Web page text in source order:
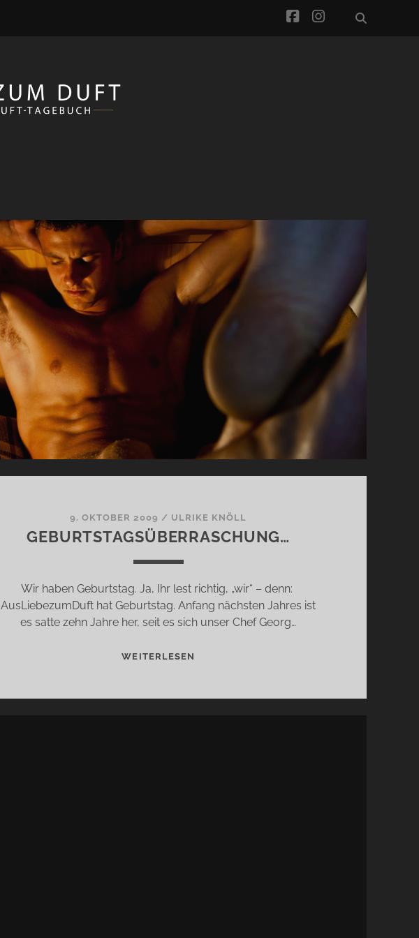
facebook
instagram
9. OKTOBER 2009 / ULRIKE KNÖLL
GEBURTSTAGSÜBERRASCHUNG…
Wir haben Geburtstag. Ja, Ihr lest richtig, „wir“ – denn:
AusLiebezumDuft hat Geburtstag. Anfang nächsten Jahres ist
es satte zehn Jahre her, seit es sich unser Chef Georg…
WEITERLESEN